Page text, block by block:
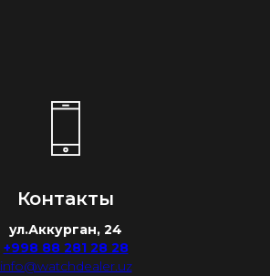
Контакты
ул.Аккурган, 24
+998 88 281 28 28
info@watchdealer.uz